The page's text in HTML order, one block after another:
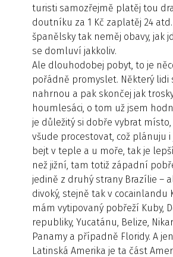
turisti samozřejmě platěj tou
doutníku za 1 Kč zaplatěj 24
španělsky tak neměj obavy, jak
se domluví jakkoliv.
Ale dlouhodobej pobyt, to je
pořádně promyslet. Některý
nahrnou a pak skončej jak
houmlesáci, o tom už jsem
je důležitý si dobře vybrat
všude procestovat, což plánuju i
bejt v teple a u moře, tak je
než jižní, tam totiž západní
jedině z druhý strany Brazílie –
divoký, stejně tak v cocainlandu
mám vytipovaný pobřeží Kuby,
republiky, Yucatánu, Belize,
Panamy a případně Floridy. A
Latinská Amerika je ta část